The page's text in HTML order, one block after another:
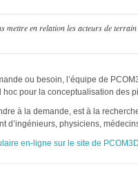
en relation les acteurs de
ou besoin, l’équipe de
pour la conceptualisation des
à la demande, est à la
d’ingénieurs, physiciens,
en-ligne sur le site de